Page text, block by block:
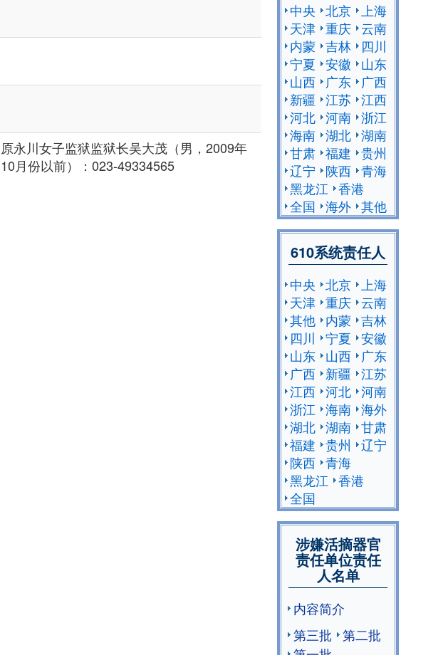
原永川女子监狱监狱长吴大茂（男，2009年
10月份以前）：023-49334565
中央 北京
上海
天津 重庆 云南
内蒙 吉林
四川
宁夏 安徽
山东
山西
广东
广西
新疆 江苏 江西
河北 河南 浙江
海南 湖北 湖南
甘肃 福建 贵州
辽宁
陕西 青海
黑龙江 香港
全国 海外 其他
610系统责任人
中央 北京
上海
天津 重庆 云南
其他 内蒙 吉林
四川
宁夏 安徽
山东 山西
广东
广西 新疆 江苏
江西 河北 河南
浙江 海南 海外
湖北 湖南 甘肃
福建 贵州
辽宁
陕西 青海
黑龙江 香港
全国
涉嫌活摘器官
责任单位责任
人名单
内容简介
第三批
第二批